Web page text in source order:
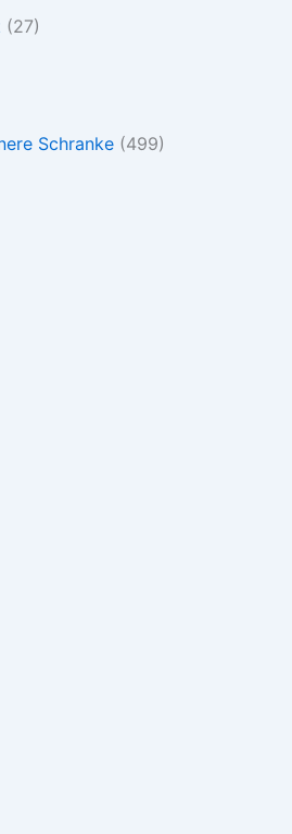
(27)
Schranke(499)